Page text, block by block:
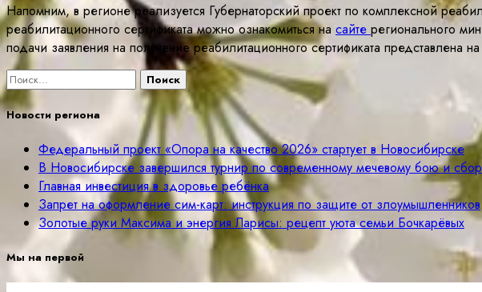
Напомним, в регионе реализуется Губернаторский проект по комплексной
реабилитационного сертификата можно ознакомиться на сайте регионального
подачи заявления на получение реабилитационного сертификата представлена на
Найти:
Новости региона
Федеральный проект «Опора на качество 2026» стартует в Новосибирске
В Новосибирске завершился турнир по современному мечевому бою и
Главная инвестиция в здоровье ребёнка
Запрет на оформление сим-карт: инструкция по защите от злоумышленников
Золотые руки Максима и энергия Ларисы: рецепт уюта семьи Бочкарёвых
Мы на первой